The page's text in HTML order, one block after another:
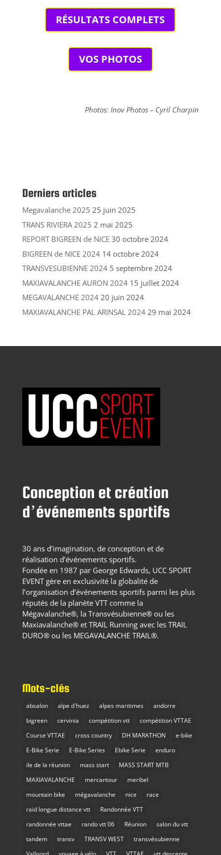
RÉSULTATS COMPLETS
VOS PHOTOS
Photos: Inov Photos – Cyril Charpin
Derniers articles
Megavalanche 2025 25 juin 2025
TRANS RIVIERA 2025 2 mai 2025
REPORT BIGREEN de NICE 30 octobre 2024
BIGREEN de NICE 2024 14 octobre 2024
TRANSVESUBIENNE 2024 5 septembre 2024
MAXIAVALANCHE AURON 2024 15 juillet 2024
MEGAVALANCHE 2024 20 juin 2024
MAXIAVALANCHE PAL ARINSAL 2024 29 mai 2024
Conception et création
d’événements sportifs
30 ans d’imagination, de conception et de
réalisation d’événements sportifs.
Fondée en 1987 par George Edwards, UCC SPORT
EVENT gère en exclusivité la globalité de
l’organisation d’événements sportifs parmi les plus
réputés de la planète VTT comme la
Mégavalanche®, la Transvésubienne® ou les
Maxiavalanche® et TRAIL Running avec les TRAIL
DURO® ou les MEGAVALANCHE TRAIL®.
Mots-clés
absalon alpe d'huez alpes maritimes
andorre
bigreen
cervinia compétition vtt
compétition VTTAE
Course VTTAE
cross country DH MARATHON
e-bike
E-Bike Serie
E-Bike Series Ebike Serie
enduro
ile de la réunion
mass start
MASS START MTB
MAXIAVALANCHE
mercantour
meribel
mountain bike
mégavalanche nice
race
raid longue distance vtt
Randonnée VTT
randonnée vttae
rando vtt 06 Réunion
salon du vtt
tandem
transv TRANSV WEST
transvésubienne